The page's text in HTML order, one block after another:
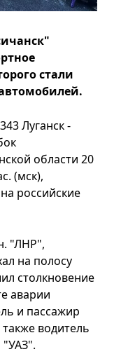
стали
Луганск -
области 20
(мск),
российские
"ЛНР",
на полосу
столкновение
аварии
и пассажир
водитель
"УАЗ".